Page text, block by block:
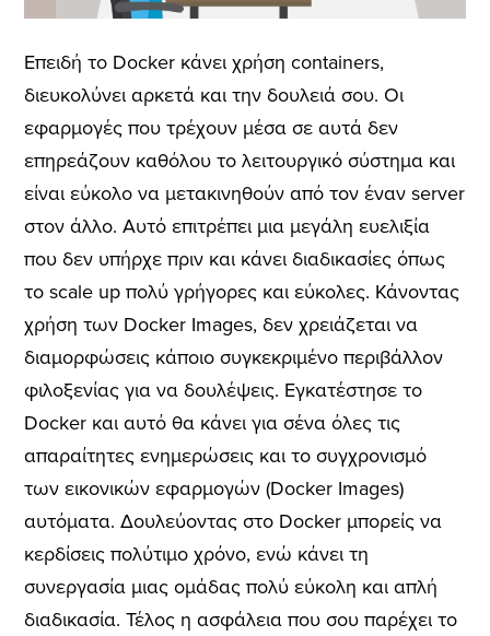
Επειδή το Docker κάνει χρήση containers,
διευκολύνει αρκετά και την δουλειά σου. Οι
εφαρμογές που τρέχουν μέσα σε αυτά δεν
επηρεάζουν καθόλου το λειτουργικό σύστημα και
είναι εύκολο να μετακινηθούν από τον έναν server
στον άλλο. Αυτό επιτρέπει μια μεγάλη ευελιξία
που δεν υπήρχε πριν και κάνει διαδικασίες όπως
το scale up πολύ γρήγορες και εύκολες. Κάνοντας
χρήση των Docker Images, δεν χρειάζεται να
διαμορφώσεις κάποιο συγκεκριμένο περιβάλλον
φιλοξενίας για να δουλέψεις. Εγκατέστησε το
Docker και αυτό θα κάνει για σένα όλες τις
απαραίτητες ενημερώσεις και το συγχρονισμό
των εικονικών εφαρμογών (Docker Images)
αυτόματα. Δουλεύοντας στο Docker μπορείς να
κερδίσεις πολύτιμο χρόνο, ενώ κάνει τη
συνεργασία μιας ομάδας πολύ εύκολη και απλή
διαδικασία. Τέλος η ασφάλεια που σου παρέχει το